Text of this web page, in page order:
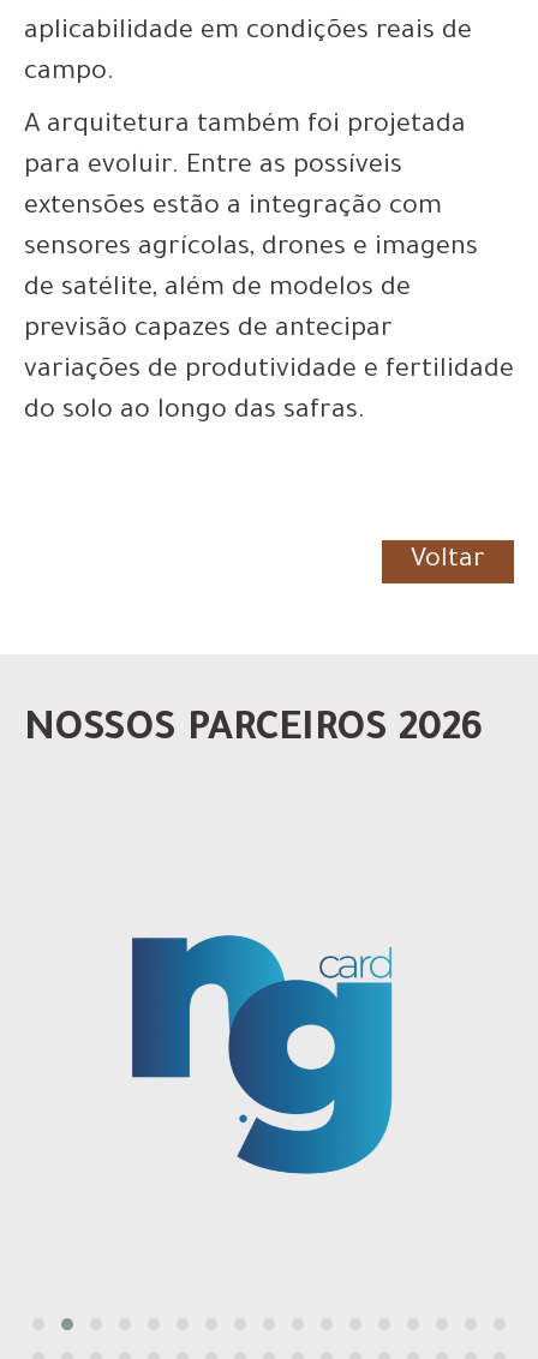
aplicabilidade em condições reais de
campo.
A arquitetura também foi projetada
para evoluir. Entre as possíveis
extensões estão a integração com
sensores agrícolas, drones e imagens
de satélite, além de modelos de
previsão capazes de antecipar
variações de produtividade e fertilidade
do solo ao longo das safras.
Voltar
NOSSOS PARCEIROS 2026